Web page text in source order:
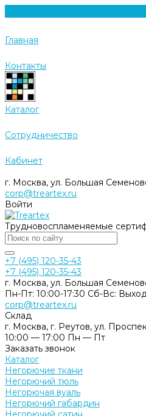
Главная
Контакты
Каталог
Cотрудничество
Кабинет
г. Москва, ул. Большая
corp@treartex.ru
Войти
Трудновоспламеняемые
+7 (495) 120-35-43
+7 (495) 120-35-43
г. Москва, ул. Большая
Пн-Пт: 10:00-17:30 Cб-Вс:
corp@treartex.ru
Склад
г. Москва, г. Реутов, ул.
10:00 — 17:00 Пн — Пт
Заказать звонок
Каталог
Негорючие ткани
Негорючий тюль
Негорючая вуаль
Негорючий габардин